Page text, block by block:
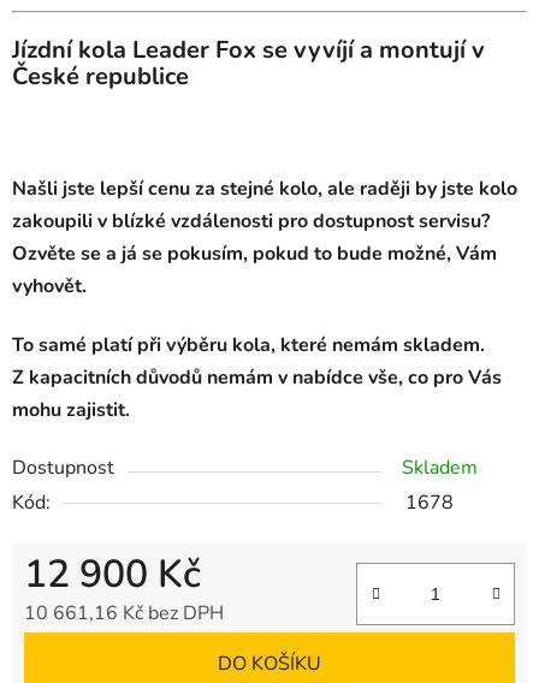
Jízdní kola Leader Fox se vyvíjí a montují v
České republice
Našli jste lepší cenu za stejné kolo, ale raději by jste kolo
zakoupili v blízké vzdálenosti pro dostupnost servisu?
Ozvěte se a já se pokusím, pokud to bude možné, Vám
vyhovět.
To samé platí při výběru kola, které nemám skladem.
Z kapacitních důvodů nemám v nabídce vše, co pro Vás
mohu zajistit.
Dostupnost
Skladem
Kód:
1678
12 900 Kč
10 661,16 Kč bez DPH
DO KOŠÍKU